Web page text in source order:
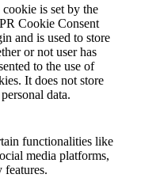
cookie is set by the
Cookie Consent
and is used to store
or not user has
to the use of
It does not store
data.
functionalities like
media platforms,
features.